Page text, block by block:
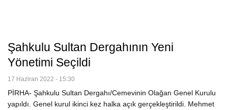
Şahkulu Sultan Dergahının Yeni
Yönetimi Seçildi
17 Haziran 2022 - 15:30
PİRHA- Şahkulu Sultan Dergahı/Cemevinin Olağan Genel Kurulu
yapıldı. Genel kurul ikinci kez halka açık gerçekleştirildi. Mehmet